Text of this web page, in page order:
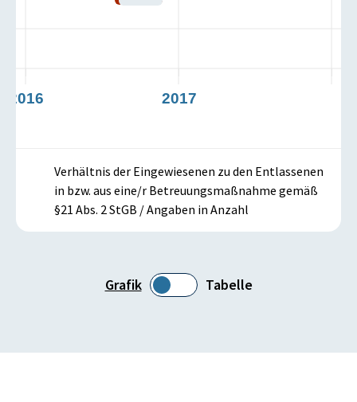
Grafik Tabelle
2016 2017
Verhältnis der Eingewiesenen zu den Entlassenen
in bzw. aus eine/r Betreuungsmaßnahme gemäß
§21 Abs. 2 StGB / Angaben in Anzahl